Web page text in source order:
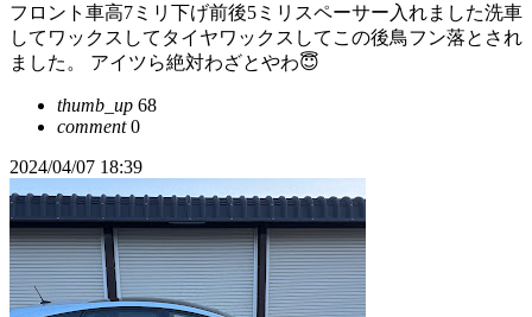
フロント車高7ミリ下げ前後5ミリスペーサー入れました洗車
してワックスしてタイヤワックスしてこの後鳥フン落とされ
ました。 アイツら絶対わざとやわ😇
thumb_up 68
comment0
2024/04/07 18:39